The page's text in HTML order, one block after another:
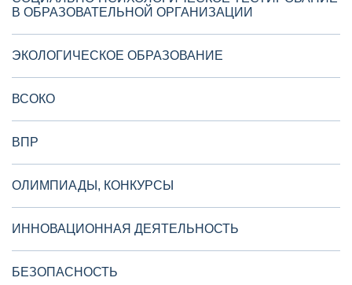
В ОБРАЗОВАТЕЛЬНОЙ ОРГАНИЗАЦИИ
ЭКОЛОГИЧЕСКОЕ ОБРАЗОВАНИЕ
ВСОКО
ВПР
ОЛИМПИАДЫ, КОНКУРСЫ
ИННОВАЦИОННАЯ ДЕЯТЕЛЬНОСТЬ
БЕЗОПАСНОСТЬ